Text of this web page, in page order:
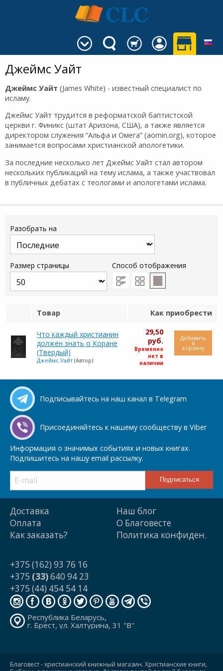
Джеймс Уайт
Джеймс Уайт (James White) - известный специалист по
исламу.
Джеймс Уайт трудится в реформатской баптистской
церкви г. Финикс (штат Аризона, США), а также является
директором служения “Альфа и Омега” (aomin.org), которое
занимается вопросами христианской апологетики.
За последние несколько лет Джеймс Уайт стал автором
нескольких публикаций на тему ислама, а также участвовал
в публичных дебатах с теологами и апологетами ислама.
Разобрать на
Размер страницы Способ отображения
Товар Как приобрести
Что каждый христианин
должен знать о Коране
(Твердый)
Джеймс Уайт (Автор)
29,50
руб.
Временно
нет в
наличии
Добавить
в
корзину
Подписывайтесь на наш канал в Telegram
Присоединяйтесь к нашему сообществу в Viber
Информация о значимых событиях и новых книгах.
Подпишитесь на нашу email рассылку.
Доставка
Оплата
Как заказать?
Наш блог
О Благовесте
Политика конфиден.
+375 (162) 93 76 16
+375 (33)640 94 23
+375 (44) 454 54 14
Республика Беларусь,
г. Брест, ул. Халтурина, 31 "В"
Благовест - христианский книжный магазин. Христианские книги,